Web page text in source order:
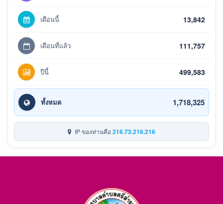
เดือนนี้ 13,842
เดือนที่แล้ว 111,757
ปีนี้ 499,583
ทั้งหมด 1,718,325
IP ของท่านคือ216.73.216.216